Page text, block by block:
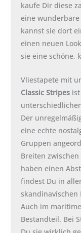
kaufe Dir diese
eine
kannst sie dort
einen neuen
sie eine schöne,
Vliestapete mit
Classic Stripes
Der
eine echte
Gruppen
Breiten
haben einen
findest Du in
skandinavischen
Auch im
Bestandteil. Bei